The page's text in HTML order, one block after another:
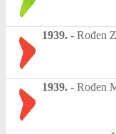
1939. - Rođen
1939. - Rođen